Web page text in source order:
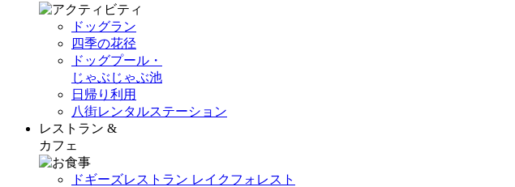
ドッグラン
四季の花径
ドッグプール・
じゃぶじゃぶ池
日帰り利用
八街レンタルステーション
レストラン &
カフェ
ドギーズレストラン レイクフォレスト